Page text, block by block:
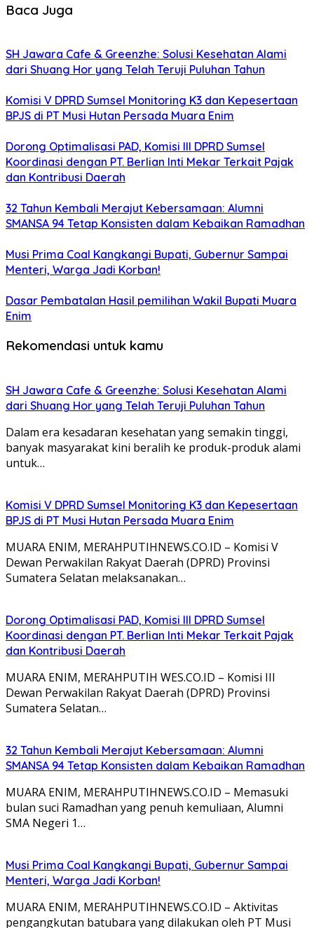
Baca Juga
SH Jawara Cafe & Greenzhe: Solusi Kesehatan Alami
dari Shuang Hor yang Telah Teruji Puluhan Tahun
Komisi V DPRD Sumsel Monitoring K3 dan Kepesertaan
BPJS di PT Musi Hutan Persada Muara Enim
Dorong Optimalisasi PAD, Komisi III DPRD Sumsel
Koordinasi dengan PT. Berlian Inti Mekar Terkait Pajak
dan Kontribusi Daerah
32 Tahun Kembali Merajut Kebersamaan: Alumni
SMANSA 94 Tetap Konsisten dalam Kebaikan Ramadhan
Musi Prima Coal Kangkangi Bupati, Gubernur Sampai
Menteri, Warga Jadi Korban!
Dasar Pembatalan Hasil pemilihan Wakil Bupati Muara
Enim
Rekomendasi untuk kamu
SH Jawara Cafe & Greenzhe: Solusi Kesehatan Alami
dari Shuang Hor yang Telah Teruji Puluhan Tahun
Dalam era kesadaran kesehatan yang semakin tinggi,
banyak masyarakat kini beralih ke produk-produk alami
untuk…
Komisi V DPRD Sumsel Monitoring K3 dan Kepesertaan
BPJS di PT Musi Hutan Persada Muara Enim
MUARA ENIM, MERAHPUTIHNEWS.CO.ID – Komisi V
Dewan Perwakilan Rakyat Daerah (DPRD) Provinsi
Sumatera Selatan melaksanakan…
Dorong Optimalisasi PAD, Komisi III DPRD Sumsel
Koordinasi dengan PT. Berlian Inti Mekar Terkait Pajak
dan Kontribusi Daerah
MUARA ENIM, MERAHPUTIH WES.CO.ID – Komisi III
Dewan Perwakilan Rakyat Daerah (DPRD) Provinsi
Sumatera Selatan…
32 Tahun Kembali Merajut Kebersamaan: Alumni
SMANSA 94 Tetap Konsisten dalam Kebaikan Ramadhan
MUARA ENIM, MERAHPUTIHNEWS.CO.ID – Memasuki
bulan suci Ramadhan yang penuh kemuliaan, Alumni
SMA Negeri 1…
Musi Prima Coal Kangkangi Bupati, Gubernur Sampai
Menteri, Warga Jadi Korban!
MUARA ENIM, MERAHPUTIHNEWS.CO.ID – Aktivitas
pengangkutan batubara yang dilakukan oleh PT Musi